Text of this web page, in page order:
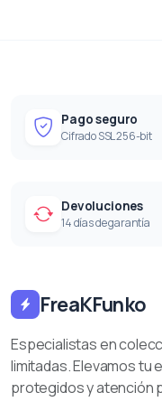
Pago seguro
Cifrado SSL 256-bit
Devoluciones
14 días de garantía
FreaKFunko
Especialistas en
limitadas. Elevamos tu
protegidos y atención